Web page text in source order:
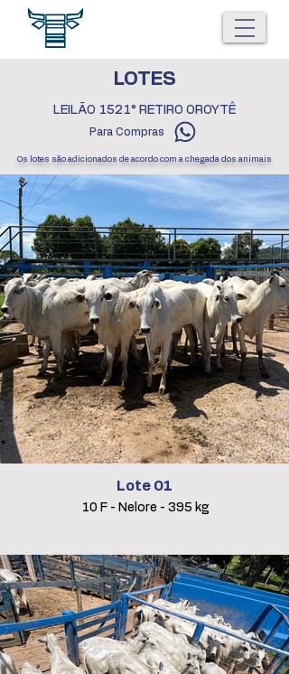
LOTES
LEILÃO 1521° RETIRO OROYTÊ
Para Compras
Os lotes são adicionados de acordo com a chegada dos animais
Lote 01
10 F - Nelore - 395 kg